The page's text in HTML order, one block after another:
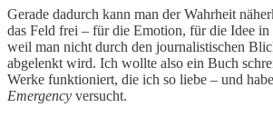
Gerade dadurch kann man der Wahrheit
das Feld frei – für die Emotion, für die Idee in
weil man nicht durch den journalistischen
abgelenkt wird. Ich wollte also ein Buch
Werke funktioniert, die ich so liebe – und
Emergency versucht.